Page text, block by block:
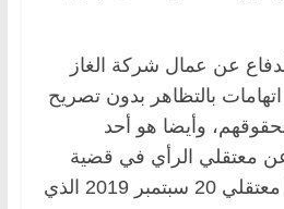
عن عمال شركة الغاز
اتهامات بالتظاهر بدون تصريح
بحقوقهم، وأيضا هو أحد
عن معتقلي الرأي في قضية
تيران وصنافير وأخيرا معتقلي 20 سبتمبر 2019 الذي